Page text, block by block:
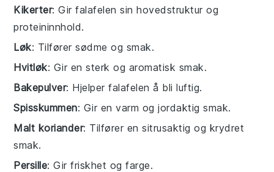
Kikerter: Gir falafelen sin hovedstruktur og
proteininnhold.
Løk: Tilfører sødme og smak.
Hvitløk: Gir en sterk og aromatisk smak.
Bakepulver: Hjelper falafelen å bli luftig.
Spisskummen: Gir en varm og jordaktig smak.
Malt koriander: Tilfører en sitrusaktig og krydret
smak.
Persille: Gir friskhet og farge.